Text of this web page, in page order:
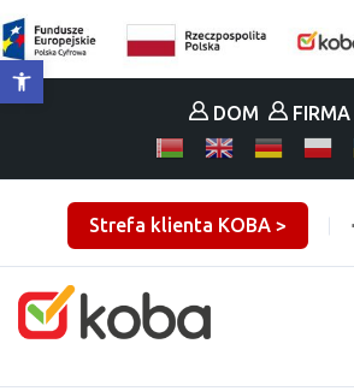
DOM FIRMA
Strefa klienta KOBA >
Otwórz pasek narzędzi